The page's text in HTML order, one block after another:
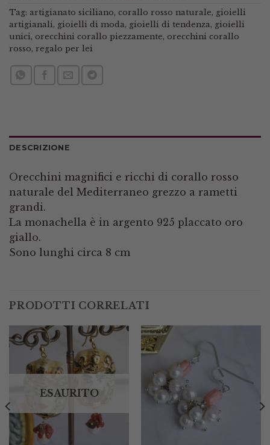
Tag: artigianato siciliano, corallo rosso naturale, gioielli
artigianali , gioielli di moda , gioielli di tendenza , gioielli
unici , orecchini corallo piezzamente, orecchini corallo
rosso, regalo per lei
DESCRIZIONE
Orecchini magnifici e ricchi di corallo rosso
naturale del Mediterraneo grezzo a rametti
grandi.
La monachella è in argento 925 placcato oro
giallo.
Sono lunghi circa 8 cm
PRODOTTI CORRELATI
ESAURITO